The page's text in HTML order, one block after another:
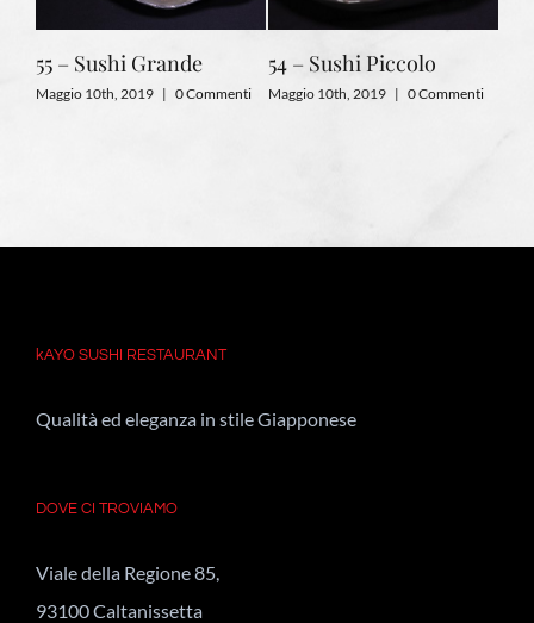
55 – Sushi Grande
Maggio 10th, 2019 | 0 Commenti
54 – Sushi Piccolo
Maggio 10th, 2019 | 0 Commenti
kAYO SUSHI RESTAURANT
Qualità ed eleganza in stile Giapponese
DOVE CI TROVIAMO
Viale della Regione 85,
93100 Caltanissetta